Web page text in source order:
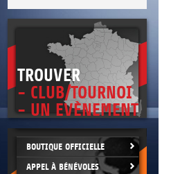
TROUVER
- CLUB/TOURNOI
- UN EVÈNEMENT
BOUTIQUE OFFICIELLE
APPEL À BÉNÉVOLES